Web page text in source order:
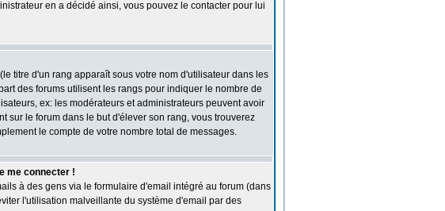
en a décidé ainsi, vous pouvez le contacter pour lui
titre d'un rang apparaît sous votre nom d'utilisateur dans les
des forums utilisent les rangs pour indiquer le nombre de
ex: les modérateurs et administrateurs peuvent avoir
sur le forum dans le but d'élever son rang, vous trouverez
le compte de votre nombre total de messages.
me connecter !
à des gens via le formulaire d'email intégré au forum (dans
l'utilisation malveillante du système d'email par des